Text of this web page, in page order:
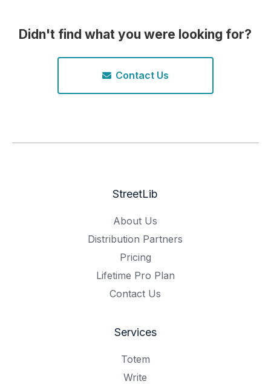
Didn't find what you were looking for?
Contact Us
StreetLib
About Us
Distribution Partners
Pricing
Lifetime Pro Plan
Contact Us
Services
Totem
Write